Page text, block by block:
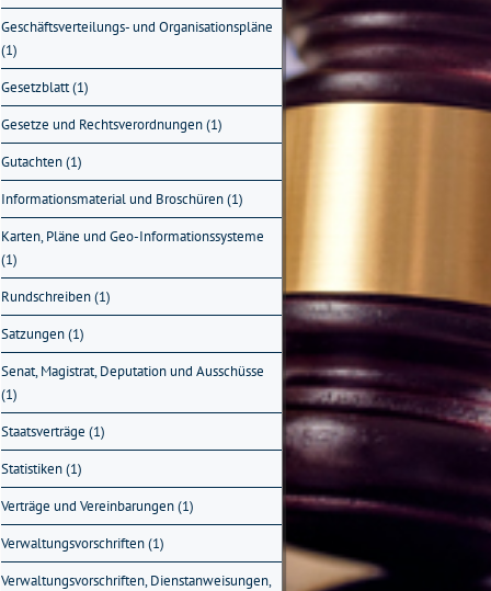
Geschäftsverteilungs- und Organisationspläne
(1)
Gesetzblatt (1)
Gesetze und Rechtsverordnungen (1)
Gutachten (1)
Informationsmaterial und Broschüren (1)
Karten, Pläne und Geo-Informationssysteme
(1)
Rundschreiben (1)
Satzungen (1)
Senat, Magistrat, Deputation und Ausschüsse
(1)
Staatsverträge (1)
Statistiken (1)
Verträge und Vereinbarungen (1)
Verwaltungsvorschriften (1)
Verwaltungsvorschriften, Dienstanweisungen,